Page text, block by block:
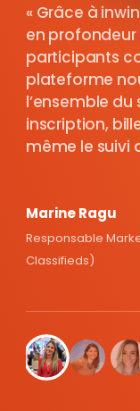
Grâce à
en profondeur
participants
plateforme
l’ensemble
inscription,
même le suivi
Marine Ragu
Responsable
Classifieds)